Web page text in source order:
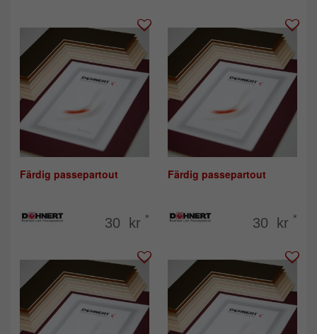
Färdig passepartout
30 kr *
Färdig passepartout
30 kr *